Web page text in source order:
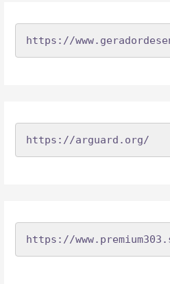
https://
https://arguard.org/
https://